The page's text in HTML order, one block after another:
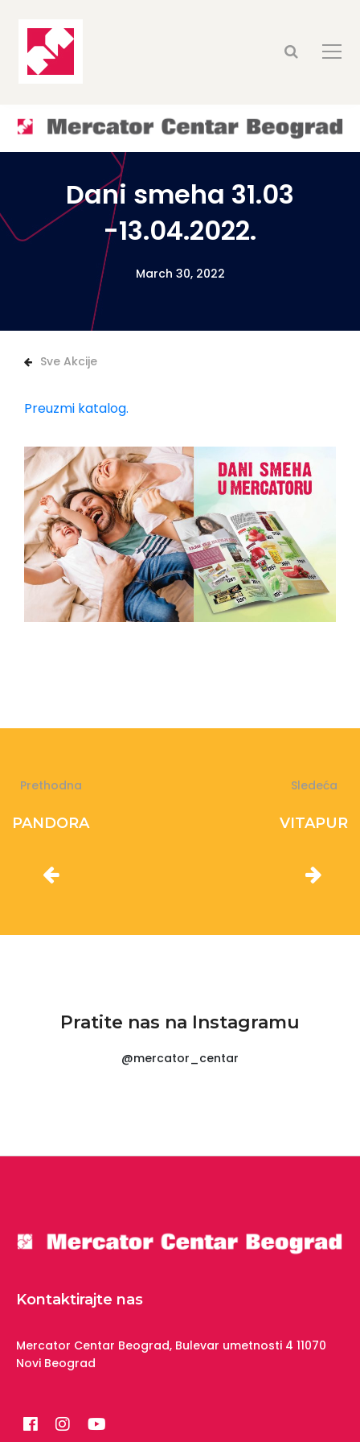
Dani smeha 31.03
-13.04.2022.
March 30, 2022
Sve Akcije
Preuzmi katalog.
Prethodna
PANDORA
Sledeća
VITAPUR
Pratite nas na Instagramu
@mercator_centar
Kontaktirajte nas
Mercator Centar Beograd, Bulevar umetnosti 4 11070
Novi Beograd